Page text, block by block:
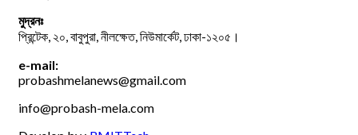
মুদ্রনঃ
প্রিন্টেক, ২০, বাবুপুরা, নীলক্ষেত, নিউমার্কেট, ঢাকা-১২০৫।
e-mail:
probashmelanews@gmail.com
info@probash-mela.com